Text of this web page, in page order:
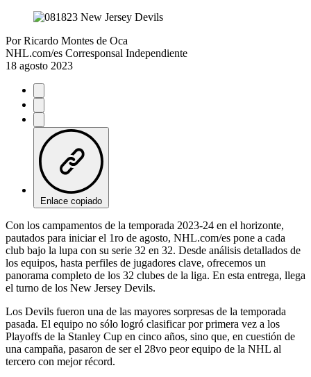
Por Ricardo Montes de Oca
NHL.com/es Corresponsal Independiente
18 agosto 2023
Enlace copiado
Con los campamentos de la temporada 2023-24 en el horizonte,
pautados para iniciar el 1ro de agosto, NHL.com/es pone a cada
club bajo la lupa con su serie 32 en 32. Desde análisis detallados de
los equipos, hasta perfiles de jugadores clave, ofrecemos un
panorama completo de los 32 clubes de la liga. En esta entrega, llega
el turno de los New Jersey Devils.
Los Devils fueron una de las mayores sorpresas de la temporada
pasada. El equipo no sólo logró clasificar por primera vez a los
Playoffs de la Stanley Cup en cinco años, sino que, en cuestión de
una campaña, pasaron de ser el 28vo peor equipo de la NHL al
tercero con mejor récord.